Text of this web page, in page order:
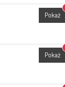
Pokaż
Pokaż